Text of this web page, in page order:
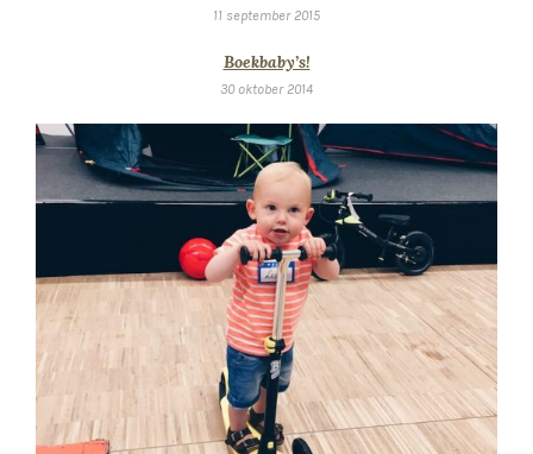
11 september 2015
Boekbaby’s!
30 oktober 2014